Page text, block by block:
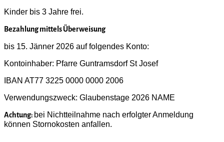
Kinder bis 3 Jahre frei.
Bezahlung mittels Überweisung
bis 15. Jänner 2026 auf folgendes Konto:
Kontoinhaber: Pfarre Guntramsdorf St Josef
IBAN AT77 3225 0000 0000 2006
Verwendungszweck: Glaubenstage 2026 NAME
Achtung: bei Nichtteilnahme nach erfolgter Anmeldung
können Stornokosten anfallen.